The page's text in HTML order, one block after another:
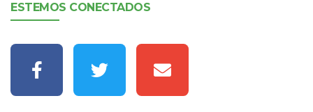
ESTEMOS CONECTADOS